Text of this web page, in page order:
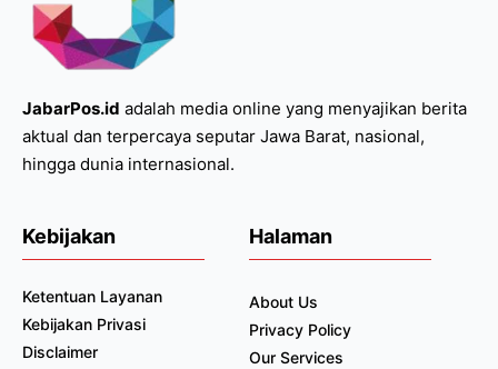
JabarPos.id adalah media online yang menyajikan berita
aktual dan terpercaya seputar Jawa Barat, nasional,
hingga dunia internasional.
Kebijakan
Ketentuan Layanan
Kebijakan Privasi
Disclaimer
Halaman
About Us
Privacy Policy
Our Services